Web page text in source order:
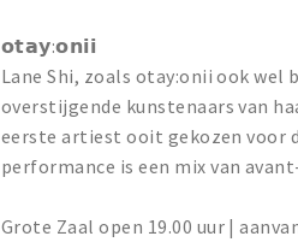
𝗼𝘁𝗮𝘆:𝗼𝗻𝗶𝗶
Lane Shi, zoals otay:onii ook wel
overstijgende kunstenaars van
eerste artiest ooit gekozen voor
performance is een mix van
Grote Zaal open 19.00 uur |